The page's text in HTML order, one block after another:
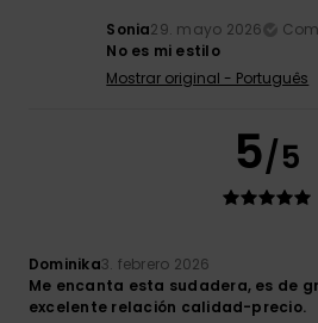
Sonia29. mayo 2026
No es mi estilo
Mostrar original - Português
5/5
Dominika3. febrero 2026
Me encanta esta sudadera, es de
excelente relación calidad-precio.